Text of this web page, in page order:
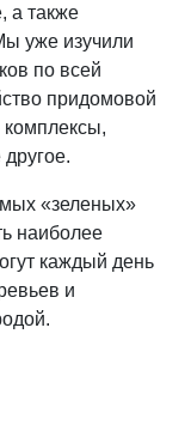
а также
уже изучили
по всей
придомовой
«зеленых»
наиболее
каждый день
и